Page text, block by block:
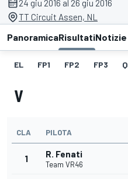
24 giu 2016 al 26 giu 2016
TT Circuit Assen, NL
PanoramicaRisultatiNotizie
EL FP1 FP2 FP3 Q
V
CLA PILOTA
1 R. Fenati
Team VR46